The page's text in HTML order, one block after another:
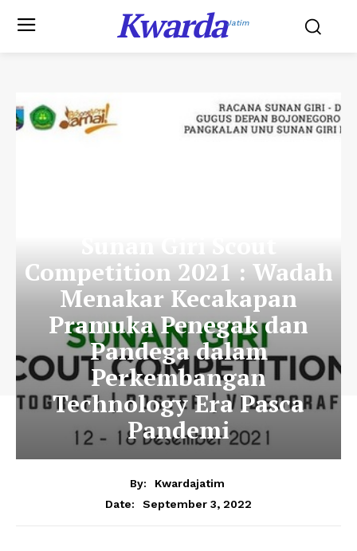
KwardaJatim
Competition 2021 : Wadah
Menakar Kecakapan
Pramuka Penegak dan
Pandega dalam
Perkembangan
Technology Era Pasca
Pandemi
By:
Kwardajatim
Date:
September 3, 2022